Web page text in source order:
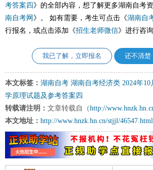
考答案四 》的全部内容，想了解更多湖南自考
南自考网 》。 如有需要，考生可点击《湖南自
行报名，或点击添加《招生老师微信》进行咨
我已了解，立即报名 还不清楚
本文标签： 湖南自考 湖南自考经济类 2024年
学原理试题及参考答案四
转载请注明： 文章转载自（http://
本文地址： http://www.hnzk.hn.cn/stjjl/46547.html